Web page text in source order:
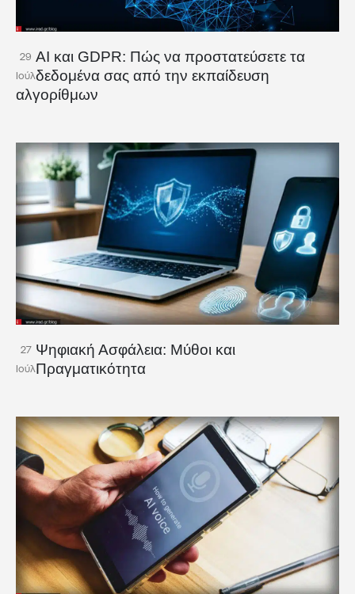
29
Ιούλ
AI και GDPR: Πώς να προστατεύσετε τα
δεδομένα σας από την εκπαίδευση
αλγορίθμων
27
Ιούλ
Ψηφιακή Ασφάλεια: Μύθοι και
Πραγματικότητα